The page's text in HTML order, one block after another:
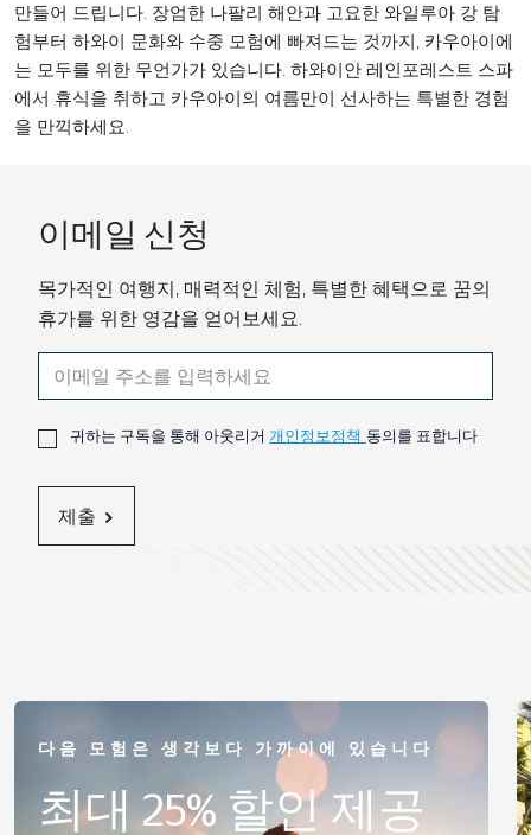
만들어 드립니다. 장엄한 나팔리 해안과 고요한 와일루아 강 탐
험부터 하와이 문화와 수중 모험에 빠져드는 것까지, 카우아이에
는 모두를 위한 무언가가 있습니다. 하와이안 레인포레스트 스파
에서 휴식을 취하고 카우아이의 여름만이 선사하는 특별한 경험
을 만끽하세요.
이메일 신청
목가적인 여행지, 매력적인 체험, 특별한 혜택으로 꿈의
휴가를 위한 영감을 얻어보세요.
귀하는 구독을 통해 아웃리거 개인정보정책 동의를 표합니다
제출
다음 모험은 생각보다 가까이에 있습니다
최대 25% 할인 제공